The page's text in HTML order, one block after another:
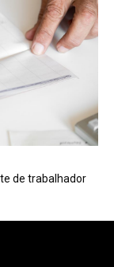
de trabalhador